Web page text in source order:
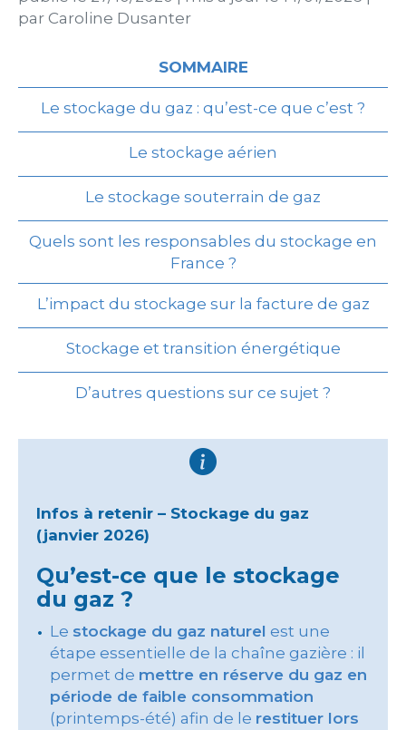
par Caroline Dusanter
SOMMAIRE
Le stockage du gaz : qu’est-ce que c’est ?
Le stockage aérien
Le stockage souterrain de gaz
Quels sont les responsables du stockage en
France ?
L’impact du stockage sur la facture de gaz
Stockage et transition énergétique
D’autres questions sur ce sujet ?
Infos à retenir – Stockage du gaz
(janvier 2026)
Qu’est-ce que le stockage
du gaz ?
Le stockage du gaz naturel est une
étape essentielle de la chaîne gazière : il
permet de mettre en réserve du gaz en
période de faible consommation
(printemps-été) afin de le restituer lors